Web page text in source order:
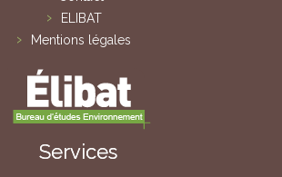
ELIBAT
Mentions légales
Services